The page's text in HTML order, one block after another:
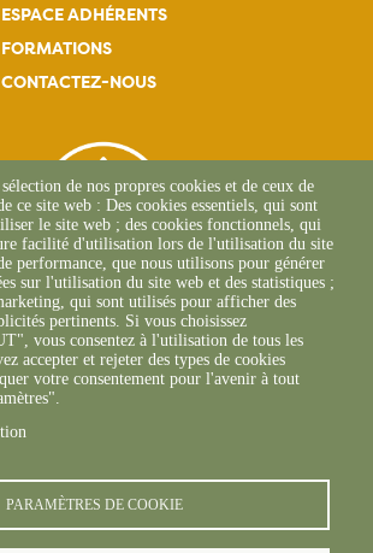
de nos propres cookies et de ceux de
ce site web : Des cookies essentiels, qui sont
le site web ; des cookies fonctionnels, qui
facilité d'utilisation lors de l'utilisation du site
performance, que nous utilisons pour générer
sur l'utilisation du site web et des statistiques ;
qui sont utilisés pour afficher des
pertinents. Si vous choisissez
vous consentez à l'utilisation de tous les
accepter et rejeter des types de cookies
votre consentement pour l'avenir à tout
PARAMÈTRES DE COOKIE
ESPACE ADHÉRENTS
FORMATIONS
CONTACTEZ-NOUS
L'Osteria
20117 CAURO
+33 04 95 26 68 81